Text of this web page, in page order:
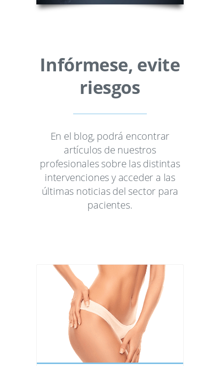
Infórmese, evite
riesgos
En el blog, podrá encontrar
artículos de nuestros
profesionales sobre las distintas
intervenciones y acceder a las
últimas noticias del sector para
pacientes.